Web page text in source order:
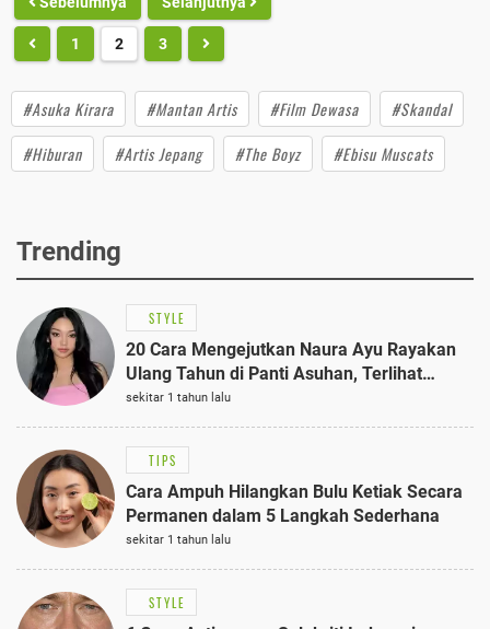
1 2 3
#Asuka Kirara #Mantan Artis #Film Dewasa
#Skandal
#Hiburan
#Artis Jepang #The Boyz #Ebisu Muscats
Trending
STYLE
20 Cara Mengejutkan Naura Ayu Rayakan
Ulang Tahun di Panti Asuhan, Terlihat
Anggun dengan Kaftan Cokelat
sekitar 1 tahun lalu
TIPS
Cara Ampuh Hilangkan Bulu Ketiak Secara
Permanen dalam 5 Langkah Sederhana
sekitar 1 tahun lalu
STYLE